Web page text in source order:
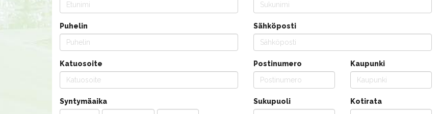
Puhelin Sähköposti
Katuosoite Postinumero Kaupunki
Syntymäaika Sukupuoli Kotirata